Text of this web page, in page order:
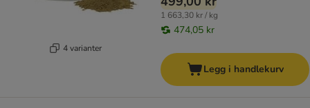
4 varianter
1 663,30 kr / kg
474,05 kr
Legg i handlekurv